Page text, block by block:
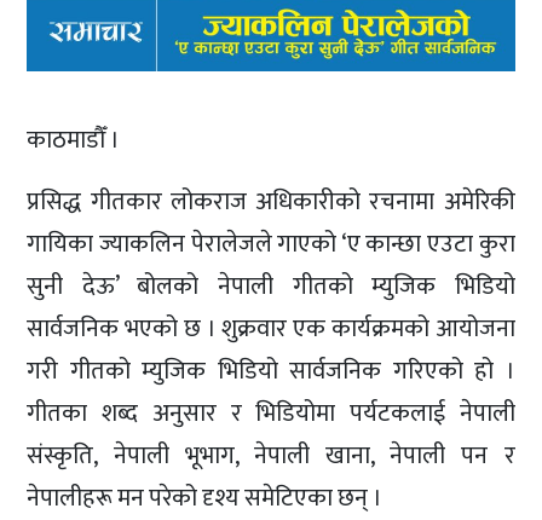
काठमाडौँ ।
प्रसिद्ध गीतकार लोकराज अधिकारीको रचनामा अमेरिकी
गायिका ज्याकलिन पेरालेजले गाएको ‘ए कान्छा एउटा कुरा
सुनी देऊ’ बोलको नेपाली गीतको म्युजिक भिडियो
सार्वजनिक भएको छ । शुक्रवार एक कार्यक्रमको आयोजना
गरी गीतको म्युजिक भिडियो सार्वजनिक गरिएको हो ।
गीतका शब्द अनुसार र भिडियोमा पर्यटकलाई नेपाली
संस्कृति, नेपाली भूभाग, नेपाली खाना, नेपाली पन र
नेपालीहरू मन परेको दृश्य समेटिएका छन् ।